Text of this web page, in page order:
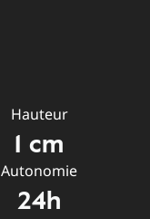
Hauteur
1 cm
Autonomie
24h